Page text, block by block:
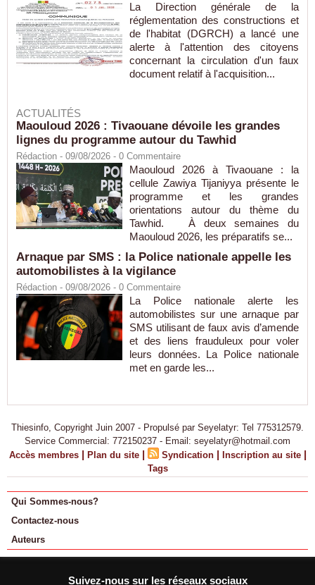
La Direction générale de la
réglementation des constructions et
de l'habitat (DGRCH) a lancé une
alerte à l'attention des citoyens
concernant la circulation d'un faux
document relatif à l'acquisition...
ACTUALITÉS
Maouloud 2026 : Tivaouane dévoile les grandes
lignes du programme autour du Tawhid
Rédaction - 09/08/2026 - 0 Commentaire
Maouloud 2026 à Tivaouane : la
cellule Zawiya Tijaniyya présente le
programme et les grandes
orientations autour du thème du
Tawhid. À deux semaines du
Maouloud 2026, les préparatifs se...
Arnaque par SMS : la Police nationale appelle les
automobilistes à la vigilance
Rédaction - 09/08/2026 - 0 Commentaire
La Police nationale alerte les
automobilistes sur une arnaque par
SMS utilisant de faux avis d’amende
et des liens frauduleux pour voler
leurs données. La Police nationale
met en garde les...
Thiesinfo, Copyright Juin 2007 - Propulsé par Seyelatyr: Tel 775312579.
Service Commercial: 772150237 - Email: seyelatyr@hotmail.com
Accès membres | Plan du site | Syndication | Inscription au site |
Tags
Qui Sommes-nous?
Contactez-nous
Auteurs
Suivez-nous sur les réseaux sociaux